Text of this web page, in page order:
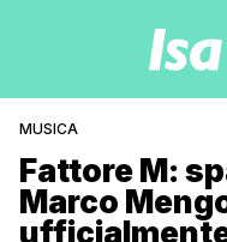
MUSICA
Fattore M:
Marco